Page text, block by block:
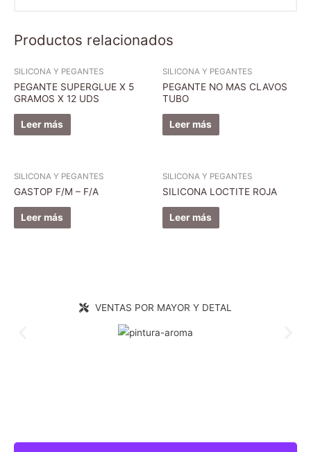
Productos relacionados
SILICONA Y PEGANTES
PEGANTE SUPERGLUE X 5
GRAMOS X 12 UDS
Leer más
SILICONA Y PEGANTES
PEGANTE NO MAS CLAVOS
TUBO
Leer más
SILICONA Y PEGANTES
GASTOP F/M – F/A
Leer más
SILICONA Y PEGANTES
SILICONA LOCTITE ROJA
Leer más
VENTAS POR MAYOR Y DETAL